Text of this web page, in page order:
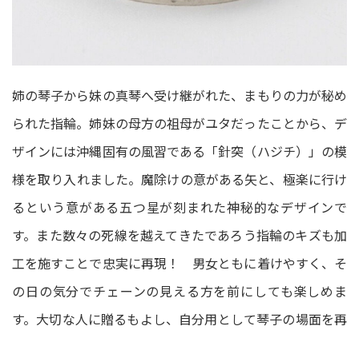
姉の琴子から妹の真琴へ受け継がれた、まもりの力が秘め
られた指輪。姉妹の母方の祖母がユタだったことから、デ
ザインには沖縄固有の風習である「針突（ハジチ）」の模
様を取り入れました。魔除けの意がある矢と、極楽に行け
るという意がある五つ星が刻まれた神秘的なデザインで
す。また数々の死線を越えてきたであろう指輪のキズも加
工を施すことで忠実に再現！ 男女ともに着けやすく、そ
の日の気分でチェーンの見える方を前にしても楽しめま
す。大切な人に贈るもよし、自分用として琴子の場面を再